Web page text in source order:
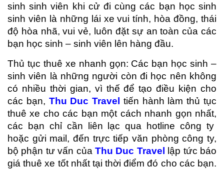
sinh sinh viên khi cử đi cùng các bạn học sinh
sinh viên là những lái xe vui tính, hòa đồng, thái
độ hòa nhã, vui vẻ, luôn đặt sự an toàn của các
bạn học sinh – sinh viên lên hàng đầu.
Thủ tục thuê xe nhanh gọn: Các bạn học sinh –
sinh viên là những người còn đi học nên không
có nhiều thời gian, vì thế để tạo điều kiện cho
các bạn, Thu Duc Travel tiến hành làm thủ tục
thuê xe cho các bạn một cách nhanh gọn nhất,
các bạn chỉ cần liên lạc qua hotline công ty
hoặc gửi mail, đến trực tiếp văn phòng công ty,
bộ phận tư vấn của Thu Duc Travel lập tức báo
giá thuê xe tốt nhất tại thời điểm đó cho các bạn.